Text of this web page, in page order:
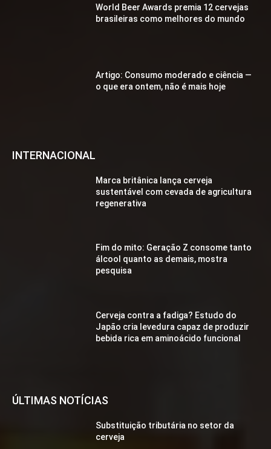
World Beer Awards premia 12 cervejas
brasileiras como melhores do mundo
Artigo: Consumo moderado e ciência —
o que era ontem, não é mais hoje
INTERNACIONAL
Marca britânica lança cerveja
sustentável com cevada de agricultura
regenerativa
Fim do mito: Geração Z consome tanto
álcool quanto as demais, mostra
pesquisa
Cerveja contra a fadiga? Estudo do
Japão cria levedura capaz de produzir
bebida rica em aminoácido funcional
ÚLTIMAS NOTÍCIAS
Substituição tributária no setor da
cerveja